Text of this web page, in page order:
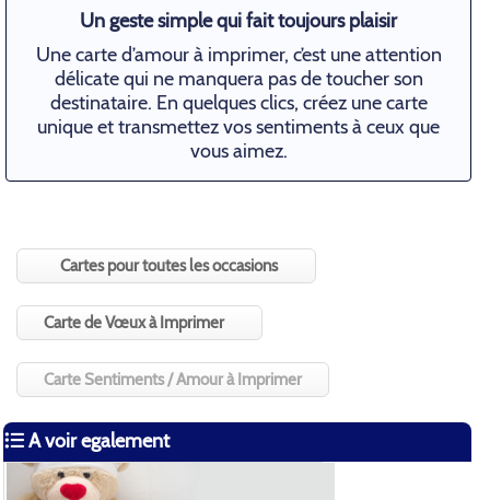
Cartes pour toutes les occasions
Carte de Vœux à Imprimer
Carte Sentiments / Amour à Imprimer
Un geste simple qui fait toujours plaisir
Une carte d’amour à imprimer, c’est une attention
délicate qui ne manquera pas de toucher son
destinataire. En quelques clics, créez une carte
unique et transmettez vos sentiments à ceux que
vous aimez.
A voir egalement